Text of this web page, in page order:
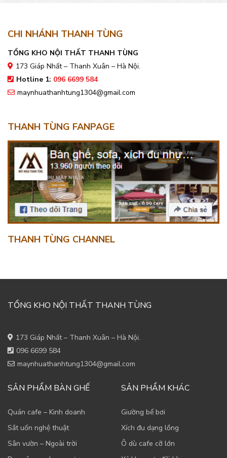
CHI NHÁNH THANH TÙNG
TỔNG KHO NỘI THẤT THANH TÙNG
173 Giáp Nhất – Thanh Xuân – Hà Nội.
Hotline 1: 096 6699 584
maynhuathanhtung1304@gmail.com
THANH TÙNG FANPAGE
THANH TÙNG CHANNEL
TỔNG KHO NỘI THẤT THANH TÙNG
173 Giáp Nhất – Thanh Xuân – Hà Nội.
096 6699 584
maynhuathanhtung1304@gmail.com
SẢN PHẨM BÀN GHẾ
Quán cafe – Kinh doanh
Sắt uốn nghệ thuật
Sân vườn – Ngoài trời
SẢN PHẨM KHÁC
Giường bể bơi
Xích đu dạng lồng
Ô dù cafe cỡ lớn